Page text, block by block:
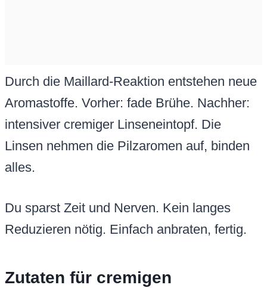
Durch die Maillard-Reaktion entstehen neue
Aromastoffe. Vorher: fade Brühe. Nachher:
intensiver cremiger Linseneintopf. Die
Linsen nehmen die Pilzaromen auf, binden
alles.
Du sparst Zeit und Nerven. Kein langes
Reduzieren nötig. Einfach anbraten, fertig.
Zutaten für cremigen